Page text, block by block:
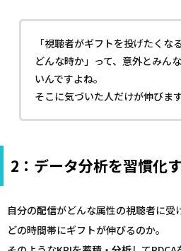
「視聴者がギフトを投げたくな
どんな時か」って、意外とみん
いんですよね。
そこに気づいた人だけが伸びます
2：データ分析を習慣化
自分の配信がどんな属性の視聴者に受
どの時間帯にギフトが伸びるのか。